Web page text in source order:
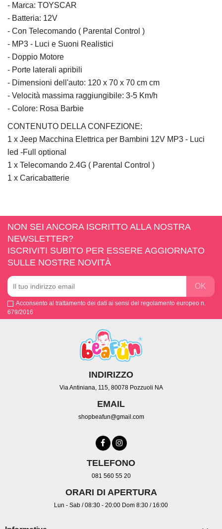
- Marca: TOYSCAR
- Batteria: 12V
- Con Telecomando ( Parental Control )
- MP3 - Luci e Suoni Realistici
- Doppio Motore
- Porte laterali apribili
- Dimensioni dell'auto: 120 x 70 x 70 cm cm
- Velocità massima raggiungibile: 3-5 Km/h
- Colore: Rosa Barbie
CONTENUTO DELLA CONFEZIONE:
1 x Jeep Macchina Elettrica per Bambini 12V MP3 - Luci
led -Full optional
1 x Telecomando 2.4G ( Parental Control )
1 x Caricabatterie
NON SEI ANCORA ISCRITTO ALLA NOSTRA
NEWSLETTER?
ISCRIVITI SUBITO PER ESSERE AGGIORNATO
SULLE NOSTRE NOVITÀ
Acconsento al trattamento dei dati ai sensi del regolamento europeo n.
679/2016
INDIRIZZO
Via Antiniana, 115, 80078 Pozzuoli NA
EMAIL
shopbeafun@gmail.com
TELEFONO
081 560 55 20
ORARI DI APERTURA
Lun - Sab / 08:30 - 20:00 Dom 8:30 / 16:00